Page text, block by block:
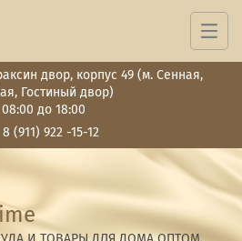
двор, корпус 49 (м. Сенная,
Гостиный двор)
до 18:00
8 (911) 922 -15-12